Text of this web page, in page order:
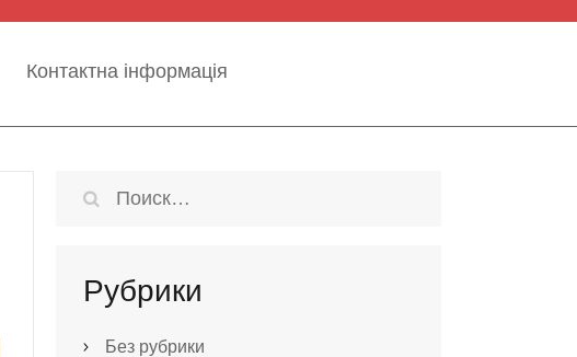
Контактна інформація
Найти:
Рубрики
Без рубрики